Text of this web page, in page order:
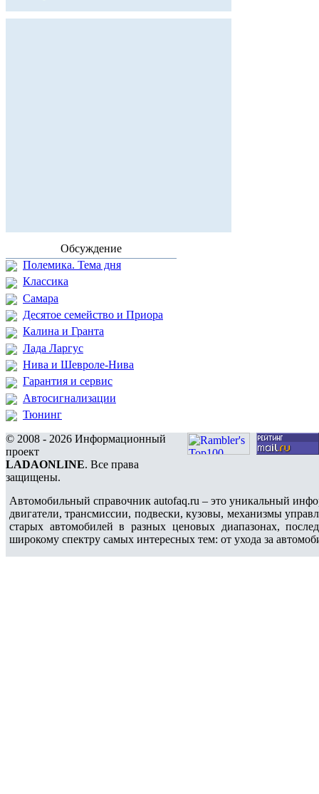
Обсуждение
Полемика. Тема дня
Классика
Самара
Десятое семейство и Приора
Калина и Гранта
Лада Ларгус
Нива и Шевроле-Нива
Гарантия и сервис
Автосигнализации
Тюнинг
© 2008 - 2026 Информационный
проект
LADAONLINE. Все права
защищены.
Автомобильный справочник autofaq.ru – это уникальный
двигатели, трансмиссии, подвески, кузовы, механизмы
старых автомобилей в разных ценовых диапазонах,
широкому спектру самых интересных тем: от ухода за